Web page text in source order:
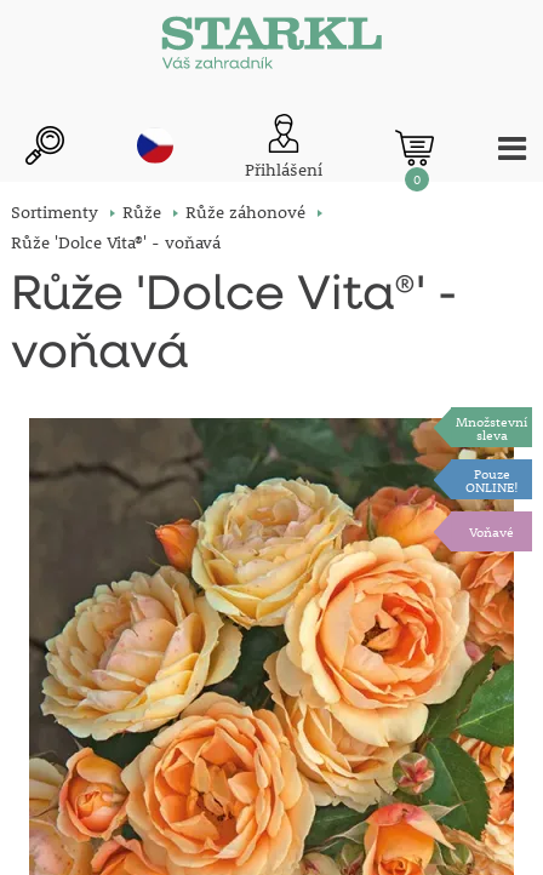
Přihlášení 0
Sortimenty Růže
Růže záhonové
Růže 'Dolce Vita®' - voňavá
Růže 'Dolce Vita®' -
voňavá
Množstevní
sleva
Pouze
ONLINE!
Voňavé